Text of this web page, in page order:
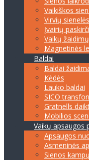
Vaikiškos
Virvių sienelės
Įvairių
Vaikų
Magnetinės
Baldai
Baldai
Kėdės
Lauko baldai
SICO
Gratnells
Mobilios
Vaikų apsaugos
Apsaugos
Asmeninės
Sienos